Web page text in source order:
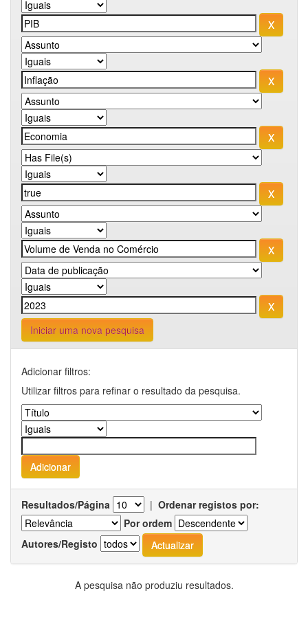
Iniciar uma nova pesquisa
Adicionar filtros:
Utilizar filtros para refinar o resultado da pesquisa.
Resultados/Página | Ordenar registos por:
Por ordem
Autores/Registo
A pesquisa não produziu resultados.